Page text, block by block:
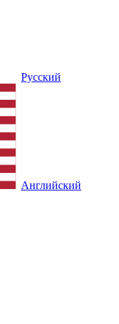
Русский
Английский